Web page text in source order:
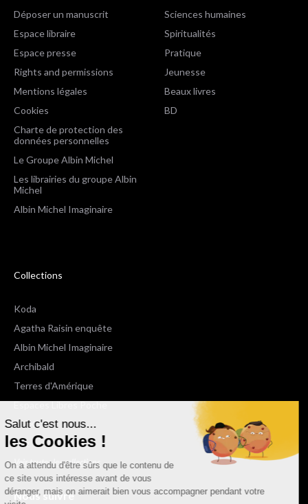
Salut c'est nous...
les Cookies !
On a attendu d'être sûrs que le contenu de
ce site vous intéresse avant de vous
déranger, mais on aimerait bien vous accompagner pendant votre
Déposer un manuscrit
Espace libraire
Espace presse
Rights and permissions
Mentions légales
Cookies
Charte de protection des
données personnelles
Le Groupe Albin Michel
Les librairies du groupe Albin
Michel
Albin Michel Imaginaire
Sciences humaines
Spiritualités
Pratique
Jeunesse
Beaux livres
BD
Collections
Koda
Agatha Raisin enquête
Albin Michel Imaginaire
Archibald
Terres d'Amérique
Espaces Libres Poche
NOX
Wiz
Voir toutes les collections
Nous suivre